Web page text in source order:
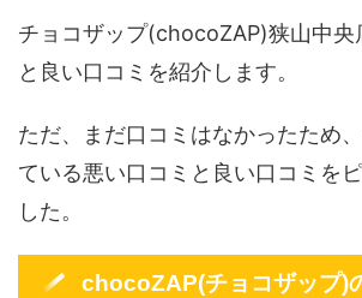
チョコザップ(chocoZAP)狭山中央
と良い口コミを紹介します。
ただ、まだ口コミはなかったため
ている悪い口コミと良い口コミを
した。
chocoZAP(チョコザップ)